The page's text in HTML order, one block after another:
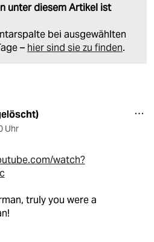
unter diesem Artikel ist
bei ausgewählten
– hier sind sie zu finden.
Uhr
watch?
truly you were a